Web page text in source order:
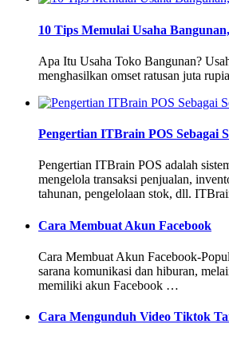
10 Tips Memulai Usaha
Apa Itu Usaha Toko Bangunan?
menghasilkan omset ratusan juta
Pengertian ITBrain POS Sebagai
Pengertian ITBrain POS adalah
mengelola transaksi penjualan,
tahunan, pengelolaan stok, dll.
Cara Membuat Akun Facebook
Cara Membuat Akun Facebook-
sarana komunikasi dan hiburan,
memiliki akun Facebook …
Cara Mengunduh Video Tiktok